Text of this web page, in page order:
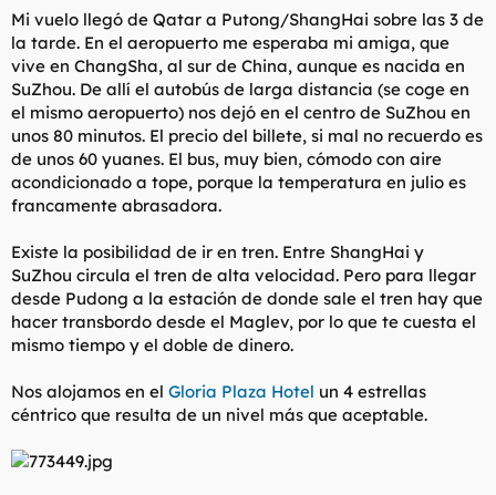
Mi vuelo llegó de Qatar a Putong/ShangHai sobre las 3 de
la tarde. En el aeropuerto me esperaba mi amiga, que
vive en ChangSha, al sur de China, aunque es nacida en
SuZhou. De allí el autobús de larga distancia (se coge en
el mismo aeropuerto) nos dejó en el centro de SuZhou en
unos 80 minutos. El precio del billete, si mal no recuerdo es
de unos 60 yuanes. El bus, muy bien, cómodo con aire
acondicionado a tope, porque la temperatura en julio es
francamente abrasadora.
Existe la posibilidad de ir en tren. Entre ShangHai y
SuZhou circula el tren de alta velocidad. Pero para llegar
desde Pudong a la estación de donde sale el tren hay que
hacer transbordo desde el Maglev, por lo que te cuesta el
mismo tiempo y el doble de dinero.
Nos alojamos en el Gloria Plaza Hotel un 4 estrellas
céntrico que resulta de un nivel más que aceptable.